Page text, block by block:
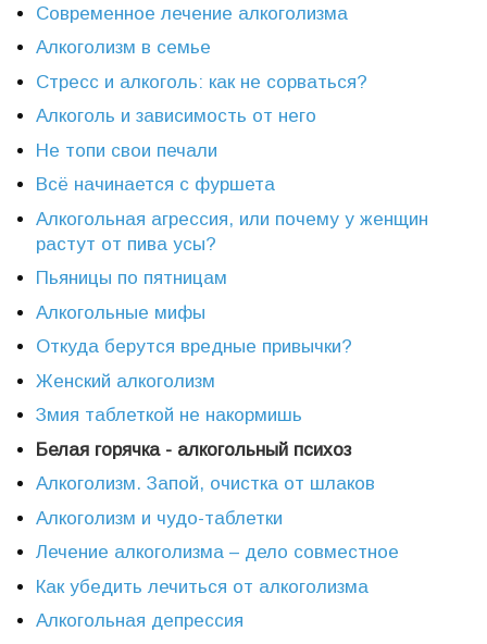
Современное лечение алкоголизма
Алкоголизм в семье
Стресс и алкоголь: как не сорваться?
Алкоголь и зависимость от него
Не топи свои печали
Всё начинается с фуршета
Алкогольная агрессия, или почему у женщин
растут от пива усы?
Пьяницы по пятницам
Алкогольные мифы
Откуда берутся вредные привычки?
Женский алкоголизм
Змия таблеткой не накормишь
Белая горячка - алкогольный психоз
Алкоголизм. Запой, очистка от шлаков
Алкоголизм и чудо-таблетки
Лечение алкоголизма – дело совместное
Как убедить лечиться от алкоголизма
Алкогольная депрессия